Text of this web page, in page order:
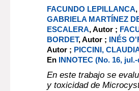
FACUNDO LEPILLANCA
GABRIELA MARTÍNEZ
ESCALERA, Autor ;
BORDET, Autor ; INÉS
Autor ; PICCINI,
En INNOTEC (No. 16,
En este trabajo se
y toxicidad de